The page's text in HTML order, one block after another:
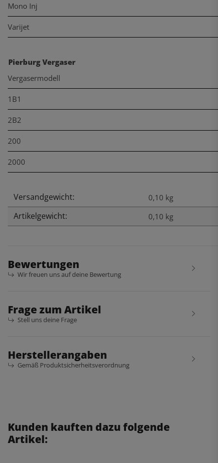
Mono Inj
Varijet
Pierburg Vergaser
Vergasermodell
1B1
2B2
200
2000
Produkteigenschaft
Wert
Versandgewicht: 0,10 kg
Artikelgewicht: 0,10 kg
Bewertungen
Wir freuen uns auf deine Bewertung
Frage zum Artikel
Stell uns deine Frage
Herstellerangaben
Gemäß Produktsicherheitsverordnung
Kunden kauften dazu folgende
Artikel: